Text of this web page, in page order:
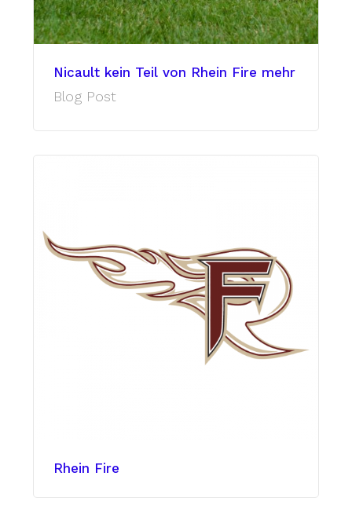
Nicault kein Teil von Rhein Fire mehr
Blog Post
Rhein Fire